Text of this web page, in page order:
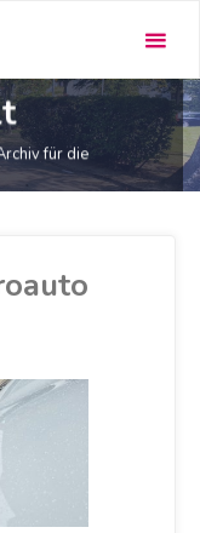
für die